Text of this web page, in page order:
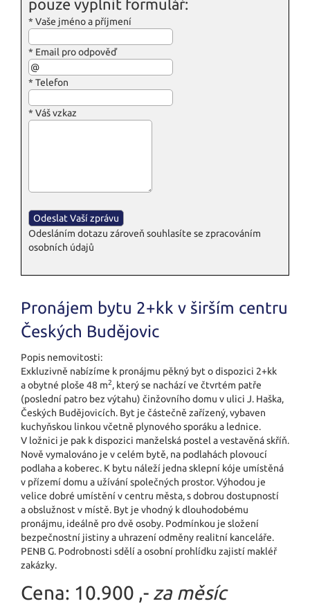
pouze vyplnit formulář:
* Vaše jméno a příjmení
* Email pro odpověď
* Telefon
* Váš vzkaz
Odesláním dotazu zároveň souhlasíte se zpracováním
osobních údajů
Pronájem bytu 2+kk v širším centru
Českých Budějovic
Popis nemovitosti:
Exkluzivně nabízíme k pronájmu pěkný byt o dispozici 2+kk
a obytné ploše 48 m2, který se nachází ve čtvrtém patře
(poslední patro bez výtahu) činžovního domu v ulici J. Haška,
Českých Budějovicích. Byt je částečně zařízený, vybaven
kuchyňskou linkou včetně plynového sporáku a lednice.
V ložnici je pak k dispozici manželská postel a vestavěná skříň.
Nově vymalováno je v celém bytě, na podlahách plovoucí
podlaha a koberec. K bytu náleží jedna sklepní kóje umístěná
v přízemí domu a užívání společných prostor. Výhodou je
velice dobré umístění v centru města, s dobrou dostupností
a obslužnost v místě. Byt je vhodný k dlouhodobému
pronájmu, ideálně pro dvě osoby. Podmínkou je složení
bezpečnostní jistiny a uhrazení odměny realitní kanceláře.
PENB G. Podrobnosti sdělí a osobní prohlídku zajistí makléř
zakázky.
Cena: 10.900 ,- za měsíc